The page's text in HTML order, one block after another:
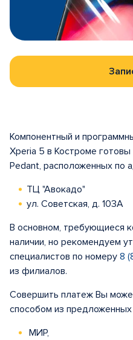
Компонентный и
Xperia 5 в Костроме
Pedant, расположенных по
ТЦ "Авокадо"
ул. Советская, д. 103А
В основном, требующиеся
наличии, но рекомендуем
специалистов по номеру 8
из филиалов.
Совершить платеж Вы
способом из
МИР,